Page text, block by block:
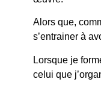
Alors que,
s’entrainer à
Lorsque je
celui que